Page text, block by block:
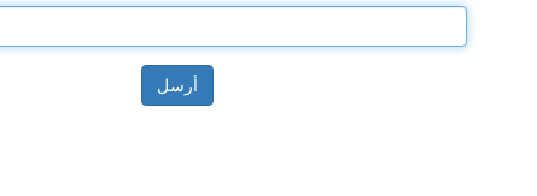
أرسل